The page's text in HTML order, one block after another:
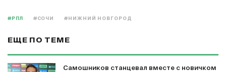
#РПЛ #СОЧИ #НИЖНИЙ НОВГОРОД
ЕЩЕ ПО ТЕМЕ
Самошников станцевал вместе с новичком